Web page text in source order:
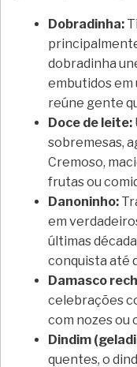
Dobradinha:
dobradinha
embutidos em
reúne gente
Doce de leite:
sobremesas,
Cremoso,
frutas ou
Danoninho:
em
últimas
conquista até
Damasco
celebrações
com nozes ou
Dindim
quentes, o